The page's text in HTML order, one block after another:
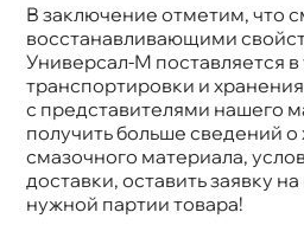
заключение отметим, что
осстанавливающими
Универсал-М поставляется в
транспортировки и
с представителями нашего
получить больше сведений о
смазочного материала,
доставки, оставить заявку
нужной партии товара!